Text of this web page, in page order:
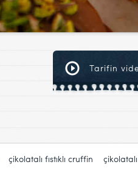
Tarifin
çikolatalı fıstıklı cruffin